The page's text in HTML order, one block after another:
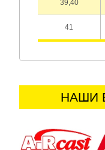
39,40
41
НАШИ